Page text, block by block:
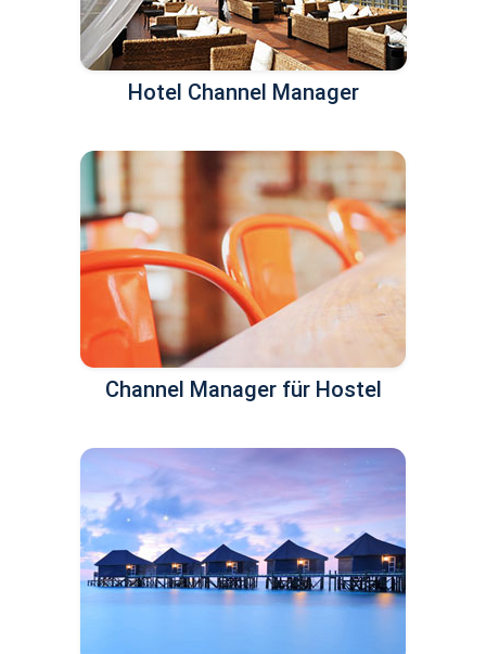
Hotel Channel Manager
Channel Manager für Hostel